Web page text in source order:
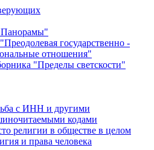
государственно -
отношения"
"Пределы светскости"
с ИНН и другими
кодами
религии в обществе в целом
и права человека